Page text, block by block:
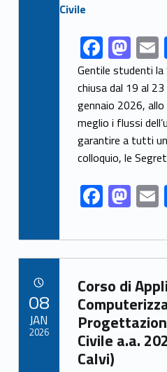
Link identifier share facebook archive #share-link-archive-47587F
ac
e
b
o
o
k
M
as
to
d
o
n
l
Gentile studenti
chiusa dal 19 al
gennaio 2026,
meglio i flussi
garantire a tutti
colloquio, le
F
ac
e
b
o
o
k
M
as
to
d
o
n
l
Link identifier archive #link-archive-97496
Corso di
Civile a.a.
Calvi)
08
JAN
2026